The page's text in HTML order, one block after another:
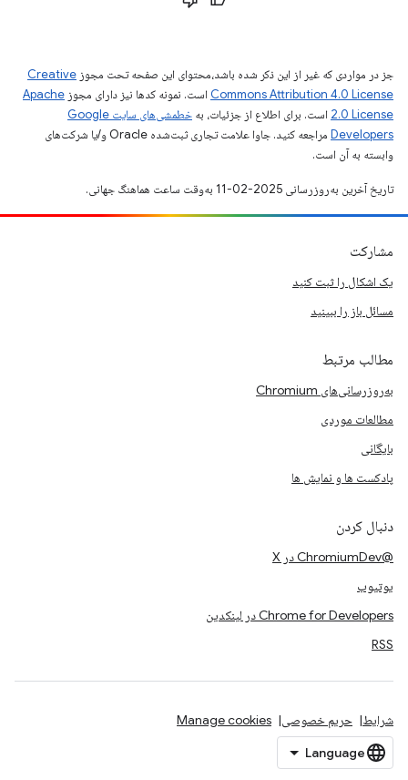
جز در مواردی که غیر از این ذکر شده باشد،‌محتوای این صفحه تحت مجوز Creative
Commons Attribution 4.0 License است. نمونه کدها نیز دارای مجوز Apache
2.0 License است. برای اطلاع از جزئیات، به
خطمشی‌های سایت Google
Developers‏
مراجعه کنید. جاوا علامت تجاری ثبت‌شده Oracle و/یا شرکت‌های
وابسته به آن است.
تاریخ آخرین به‌روزرسانی 2025-02-11 به‌وقت ساعت هماهنگ جهانی.
مشارکت
یک اشکال را ثبت کنید
مسائل باز را ببینید
مطالب مرتبط
به‌روزرسانی‌های Chromium
مطالعات موردی
بایگانی
پادکست ها و نمایش ها
دنبال کردن
@ChromiumDev در X
یوتیوب
Chrome for Developers در لینکدین
RSS
شرایط حریم خصوصی Manage cookies